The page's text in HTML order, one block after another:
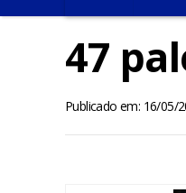
47
Publicado em: 16/05/